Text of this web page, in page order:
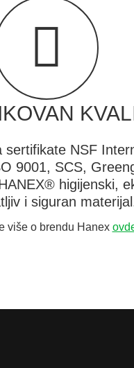
sertifikate NSF
9001, SCS,
higijenski,
i siguran
više o brendu Hanex